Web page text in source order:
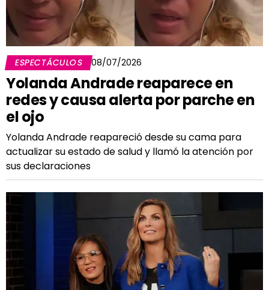
ESPECTÁCULOS 08/07/2026
Yolanda Andrade reaparece en
redes y causa alerta por parche en
el ojo
Yolanda Andrade reapareció desde su cama para
actualizar su estado de salud y llamó la atención por
sus declaraciones